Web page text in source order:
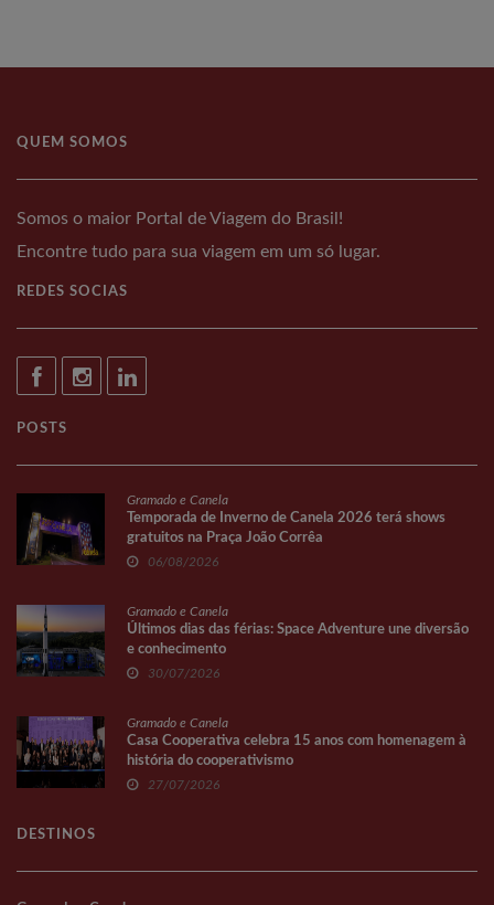
QUEM SOMOS
Somos o maior Portal de Viagem do Brasil!
Encontre tudo para sua viagem em um só lugar.
REDES SOCIAS
POSTS
Gramado e Canela
Temporada de Inverno de Canela 2026 terá shows
gratuitos na Praça João Corrêa
06/08/2026
Gramado e Canela
Últimos dias das férias: Space Adventure une diversão
e conhecimento
30/07/2026
Gramado e Canela
Casa Cooperativa celebra 15 anos com homenagem à
história do cooperativismo
27/07/2026
DESTINOS